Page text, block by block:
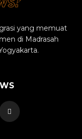
yang memuat
di Madrasah